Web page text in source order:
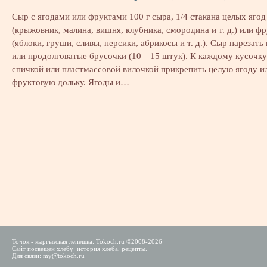
Сыр с ягодами или фруктами 100 г сыра, 1/4 стакана целых ягод
(крыжовник, малина, вишня, клубника, смородина и т. д.) или
(яблоки, груши, сливы, персики, абрикосы и т. д.). Сыр нарезать
или продолговатые брусочки (10—15 штук). К каждому
спичкой или пластмассовой вилочкой прикрепить целую ягоду
фруктовую дольку. Ягоды и…
Точок - кыргызская лепешка. Tokoch.ru ©2008-2026
Сайт посвещен хлебу: история хлеба, рецепты.
Для связи: my@tokoch.ru